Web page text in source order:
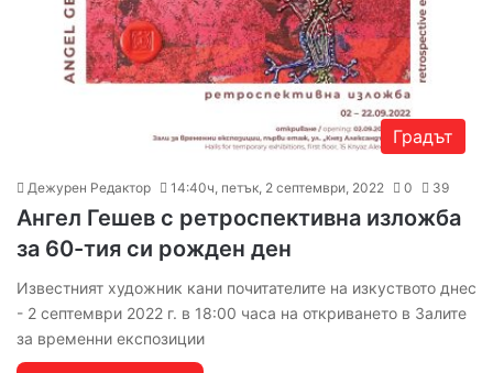
е
з
а
:
Градът
Дежурен Редактор 14:40ч, петък, 2 септември, 2022 0 39
Ангел Гешев с ретроспективна изложба
за 60-тия си рожден ден
Известният художник кани почитателите на изкуството днес
- 2 септември 2022 г. в 18:00 часа на откриването в Залите
за временни експозиции